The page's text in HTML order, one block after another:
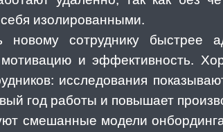
изолированными.
сотруднику быстрее
и эффективность.
исследования
год работы и повышает
смешанные модели